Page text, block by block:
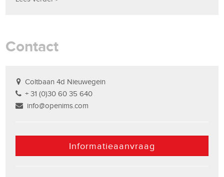
Contact
Coltbaan 4d Nieuwegein
+ 31 (0)30 60 35 640
info@openims.com
Informatieaanvraag